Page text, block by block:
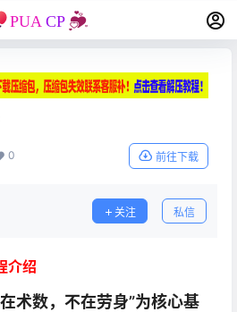
0 前往下载
关注 私信
介绍
术数，不在劳身”为核心基